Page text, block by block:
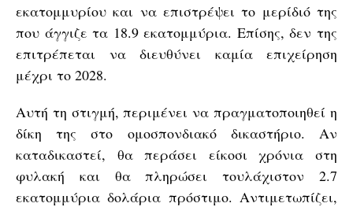
εκατομμυρίου και να επιστρέψει το μερίδιό της
που άγγιζε τα 18.9 εκατομμύρια. Επίσης, δεν της
επιτρέπεται να διευθύνει καμία επιχείρηση
μέχρι το 2028.
Αυτή τη στιγμή, περιμένει να πραγματοποιηθεί η
δίκη της στο ομοσπονδιακό δικαστήριο. Αν
καταδικαστεί, θα περάσει είκοσι χρόνια στη
φυλακή και θα πληρώσει τουλάχιστον 2.7
εκατομμύρια δολάρια πρόστιμο. Αντιμετωπίζει,